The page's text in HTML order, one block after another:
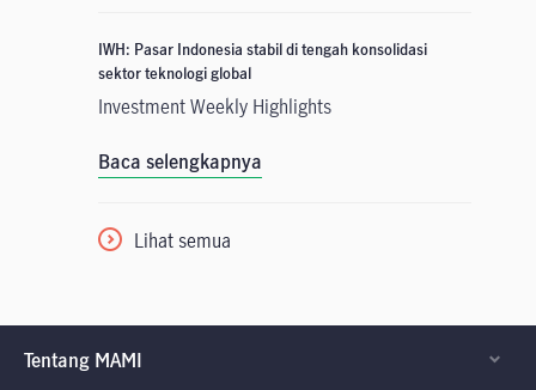
IWH: Pasar Indonesia stabil di tengah konsolidasi
sektor teknologi global
Investment Weekly Highlights
Baca selengkapnya
Lihat semua
Tentang MAMI